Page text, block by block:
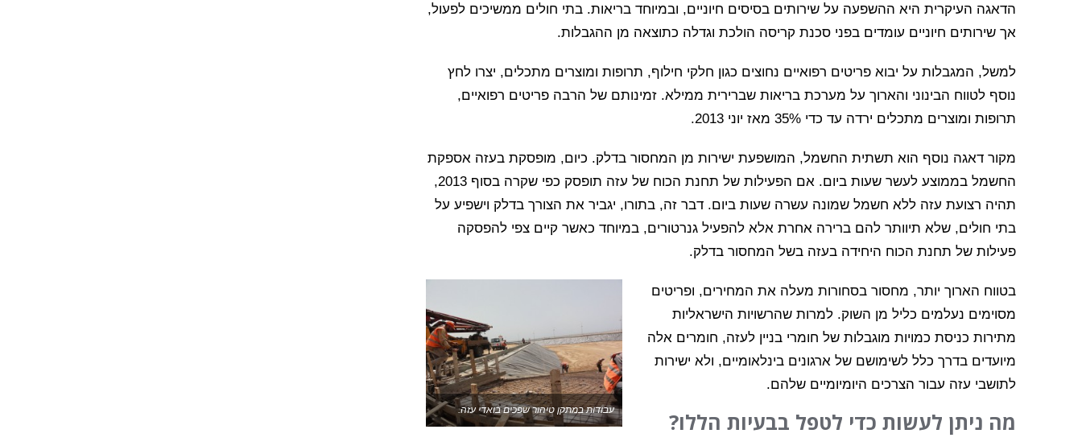
הדאגה העיקרית היא ההשפעה על שירותים בסיסים חיוניים, ובמיוחד בריאות. בתי חולים ממשיכים לפעול,
אך שירותים חיוניים עומדים בפני סכנת קריסה הולכת וגדלה כתוצאה מן ההגבלות.
למשל, המגבלות על יבוא פריטים רפואיים נחוצים כגון חלקי חילוף, תרופות ומוצרים מתכלים, יצרו לחץ
נוסף לטווח הבינוני והארוך על מערכת בריאות שברירית ממילא. זמינותם של הרבה פריטים רפואיים,
תרופות ומוצרים מתכלים ירדה עד כדי 35% מאז יוני 2013.
מקור דאגה נוסף הוא תשתית החשמל, המושפעת ישירות מן המחסור בדלק. כיום, מופסקת בעזה אספקת
החשמל בממוצע לעשר שעות ביום. אם הפעילות של תחנת הכוח של עזה תופסק כפי שקרה בסוף 2013,
תהיה רצועת עזה ללא חשמל שמונה עשרה שעות ביום. דבר זה, בתורו, יגביר את הצורך בדלק וישפיע על
בתי חולים, שלא תיוותר להם ברירה אחרת אלא להפעיל גנרטורים, במיוחד כאשר קיים צפי להפסקה
פעילות של תחנת הכוח היחידה בעזה בשל המחסור בדלק.
עבודות במתקן טיהור שפכים בואדי עזה.
בטווח הארוך יותר, מחסור בסחורות מעלה את המחירים, ופריטים
מסוימים נעלמים כליל מן השוק. למרות שהרשויות הישראליות
מתירות כניסת כמויות מוגבלות של חומרי בניין לעזה, חומרים אלה
מיועדים בדרך כלל לשימושם של ארגונים בינלאומיים, ולא ישירות
לתושבי עזה עבור הצרכים היומיומיים שלהם.
מה ניתן לעשות כדי לטפל בבעיות הללו?